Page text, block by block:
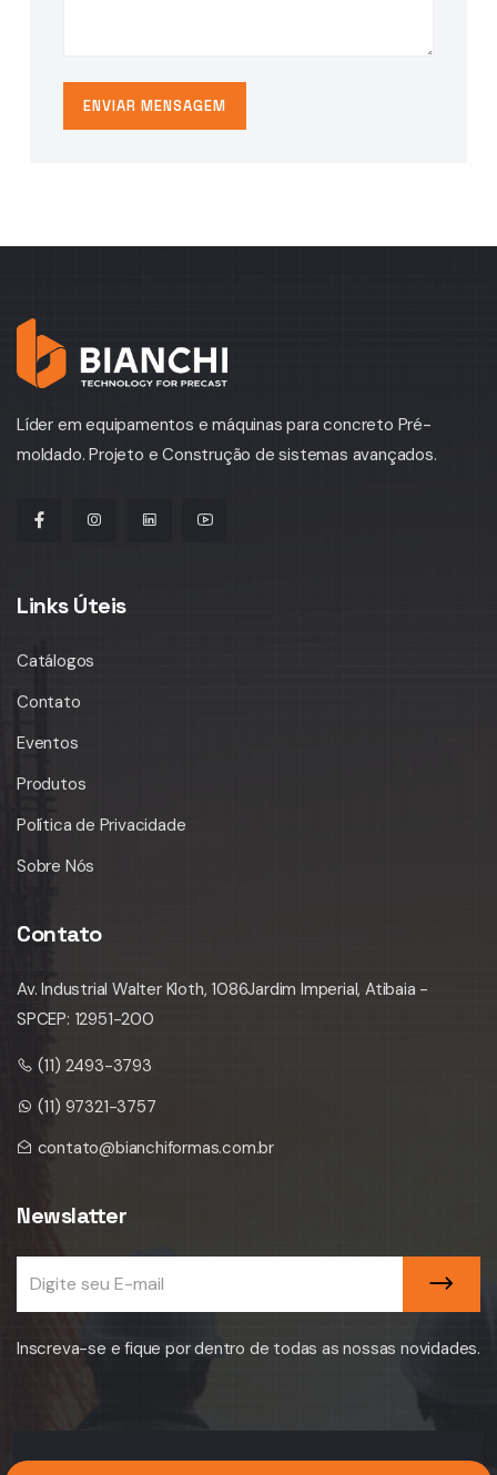
ENVIAR MENSAGEM
Líder em equipamentos e máquinas para concreto Pré-
moldado. Projeto e Construção de sistemas avançados.
Links Úteis
Catálogos
Contato
Eventos
Produtos
Política de Privacidade
Sobre Nós
Contato
Av. Industrial Walter Kloth, 1086Jardim Imperial, Atibaia -
SPCEP: 12951-200
(11) 2493-3793
(11) 97321-3757
contato@bianchiformas.com.br
Newslatter
Inscreva-se e fique por dentro de todas as nossas novidades.